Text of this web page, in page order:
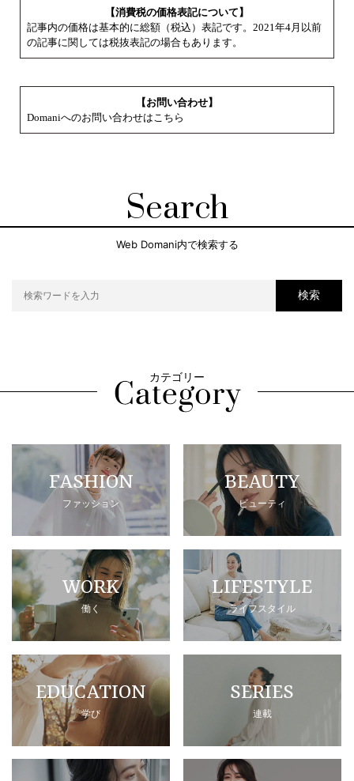
【消費税の価格表記について】
記事内の価格は基本的に総額（税込）表記です。2021年4月以前
の記事に関しては税抜表記の場合もあります。
【お問い合わせ】
Domaniへのお問い合わせはこちら
Search
Web Domani内で検索する
検索
カテゴリー
FASHION
ファッション
BEAUTY
ビューティ
WORK
働く
LIFESTYLE
ライフスタイル
EDUCATION
学び
SERIES
連載